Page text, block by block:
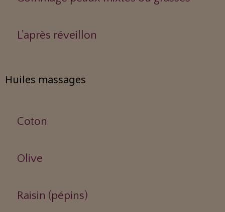
L'après réveillon
Huiles massages
Coton
Olive
Raisin (pépins)